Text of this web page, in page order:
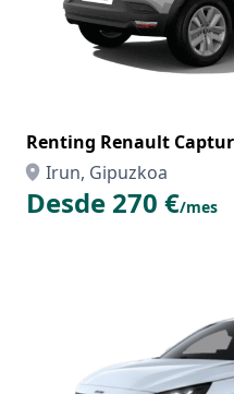
Renting Renault
Irun, Gipuzkoa
Desde 270 €/mes